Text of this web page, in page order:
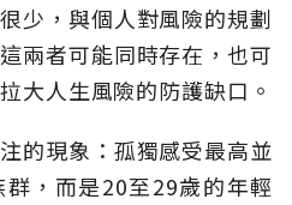
少，與個人對風險的規劃
兩者可能同時存在，也可
大人生風險的防護缺口。
的現象：孤獨感受最高並
，而是20至29歲的年輕